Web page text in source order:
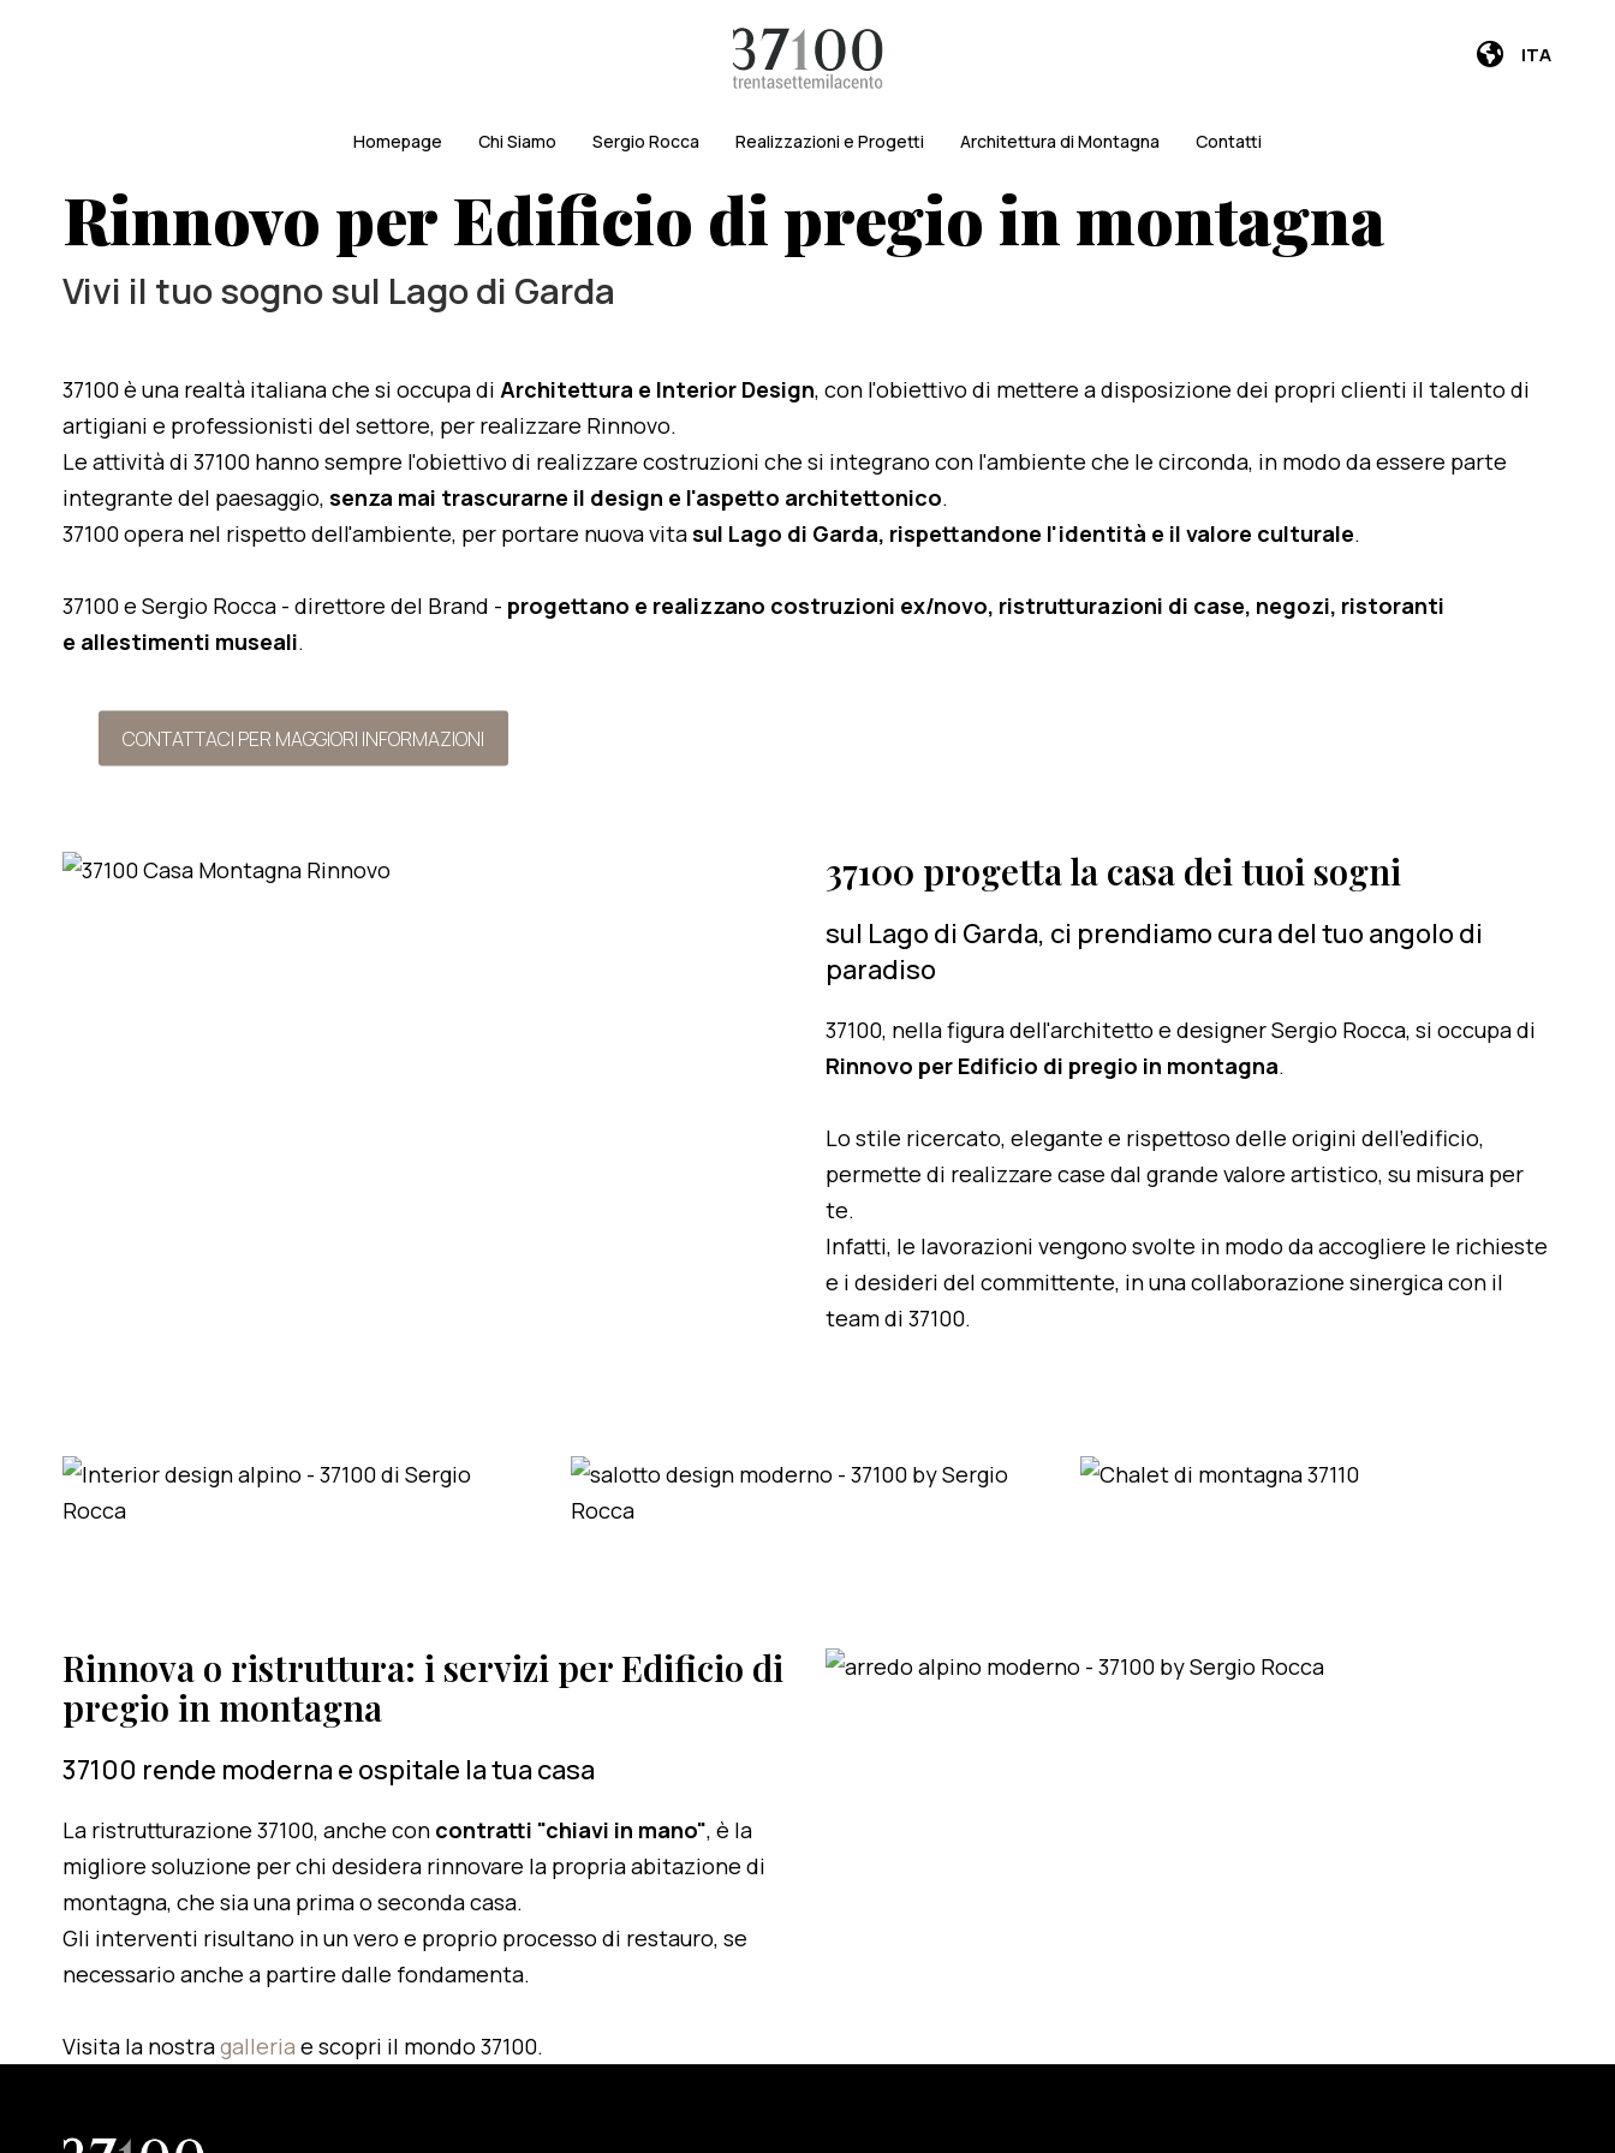
ITA
Homepage Chi Siamo Sergio Rocca Realizzazioni e Progetti Architettura di Montagna Contatti
Rinnovo per Edificio di pregio in montagna
Vivi il tuo sogno sul Lago di Garda
37100 è una realtà italiana che si occupa di Architettura e Interior Design, con l'obiettivo di mettere a disposizione dei propri clienti il talento di
artigiani e professionisti del settore, per realizzare Rinnovo.
Le attività di 37100 hanno sempre l'obiettivo di realizzare costruzioni che si integrano con l'ambiente che le circonda, in modo da essere parte
integrante del paesaggio, senza mai trascurarne il design e l'aspetto architettonico.
37100 opera nel rispetto dell'ambiente, per portare nuova vitasul Lago di Garda, rispettandone l'identità e il valore culturale.
37100 e Sergio Rocca - direttore del Brand - progettano e realizzano costruzioni ex/novo, ristrutturazioni di case, negozi, ristoranti
e allestimenti museali.
CONTATTACI PER MAGGIORI INFORMAZIONI
37100 progetta la casa dei tuoi sogni
sul Lago di Garda, ci prendiamo cura del tuo angolo di
paradiso
37100, nella figura dell'architetto e designer Sergio Rocca, si occupa di
Rinnovo per Edificio di pregio in montagna.
Lo stile ricercato, elegante e rispettoso delle origini dell'edificio,
permette di realizzare case dal grande valore artistico, su misura per
te.
Infatti, le lavorazioni vengono svolte in modo da accogliere le richieste
e i desideri del committente, in una collaborazione sinergica con il
team di 37100.
Rinnova o ristruttura: i servizi per Edificio di
pregio in montagna
37100 rende moderna e ospitale la tua casa
La ristrutturazione 37100, anche con contratti "chiavi in mano", è la
migliore soluzione per chi desidera rinnovare la propria abitazione di
montagna, che sia una prima o seconda casa.
Gli interventi risultano in un vero e proprio processo di restauro, se
necessario anche a partire dalle fondamenta.
Visita la nostragalleria e scopri il mondo 37100.